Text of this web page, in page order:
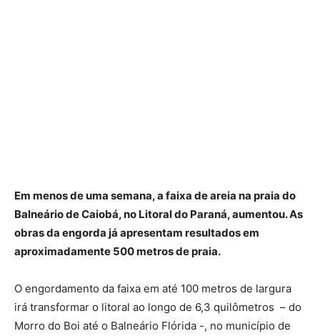
Em menos de uma semana, a faixa de areia na praia do
Balneário de Caiobá, no Litoral do Paraná, aumentou. As
obras da engorda já apresentam resultados em
aproximadamente 500 metros de praia.
O engordamento da faixa em até 100 metros de largura
irá transformar o litoral ao longo de 6,3 quilômetros – do
Morro do Boi até o Balneário Flórida -, no município de